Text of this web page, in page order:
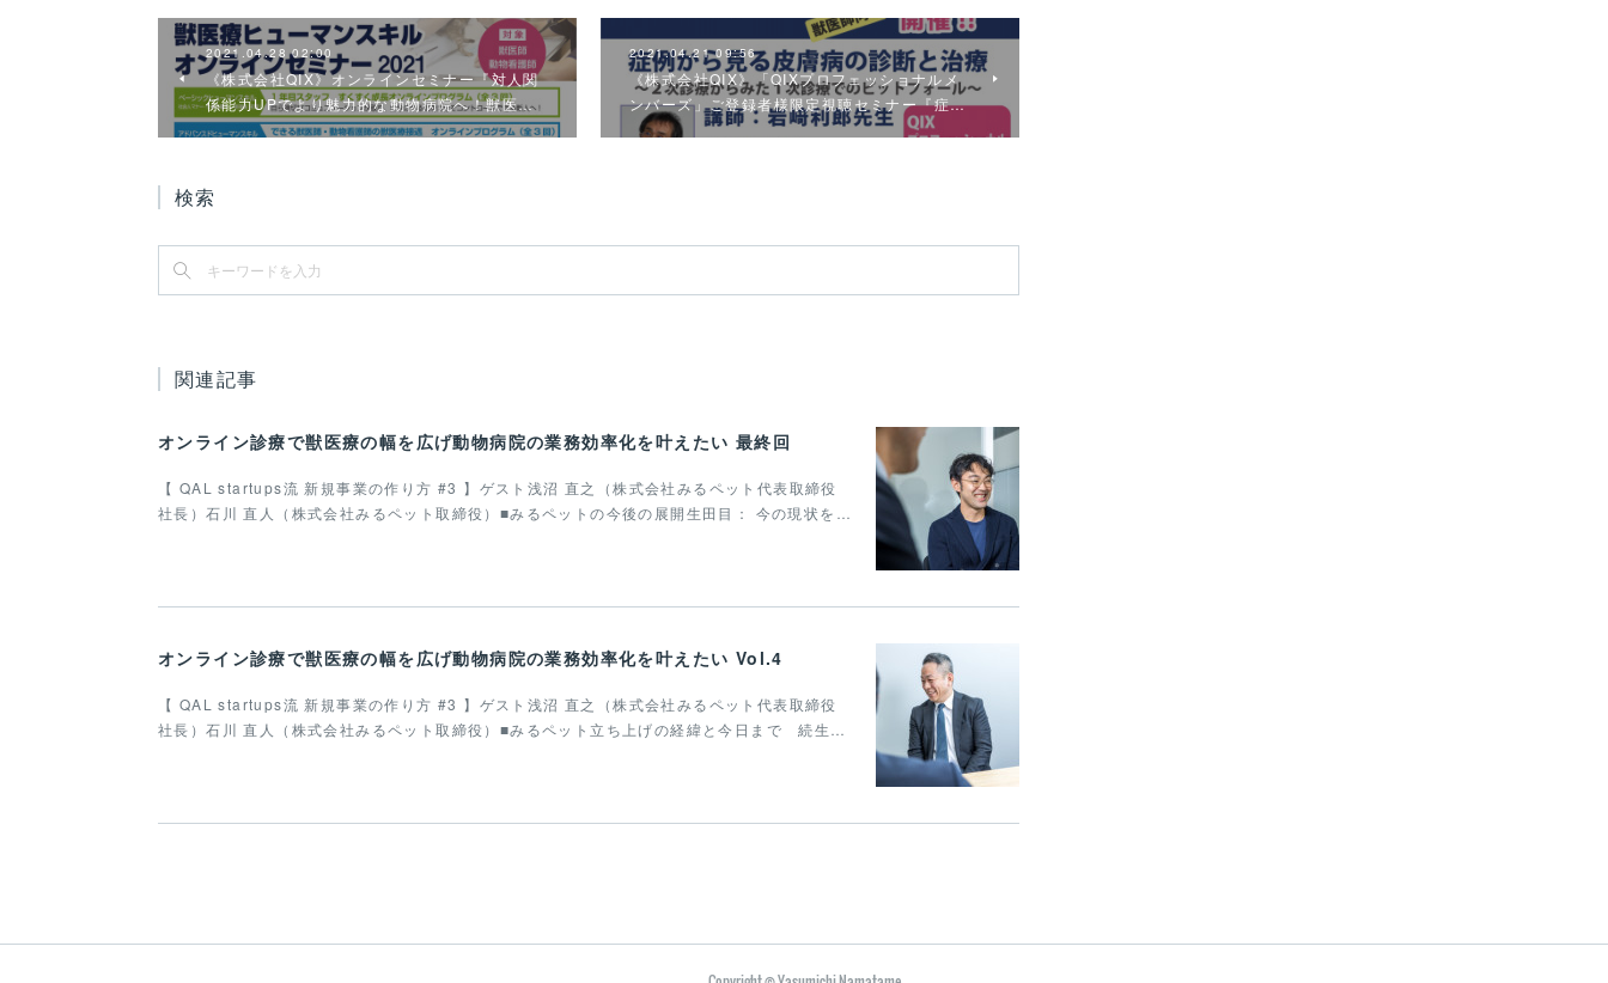
2021.04.28 02:00
《株式会社QIX》オンラインセミナー『対人関
係能力UPでより魅力的な動物病院へ！獣医…
2021.04.21 09:56
《株式会社QIX》「QIXプロフェッショナルメ
ンバーズ」ご登録者様限定視聴セミナー『症…
検索
関連記事
オンライン診療で獣医療の幅を広げ動物病院の業務効率化を叶えたい 最終回
【 QAL startups流 新規事業の作り方 #3 】ゲスト浅沼 直之（株式会社みるペット代表取締役
社長）石川 直人（株式会社みるペット取締役）■みるペットの今後の展開生田目： 今の現状を…
オンライン診療で獣医療の幅を広げ動物病院の業務効率化を叶えたい Vol.4
【 QAL startups流 新規事業の作り方 #3 】ゲスト浅沼 直之（株式会社みるペット代表取締役
社長）石川 直人（株式会社みるペット取締役）■みるペット立ち上げの経緯と今日まで 続生…